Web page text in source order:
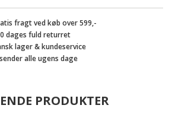
fragt ved køb over 599,-
dages fuld returret
lager & kundeservice
alle ugens dage
PRODUKTER